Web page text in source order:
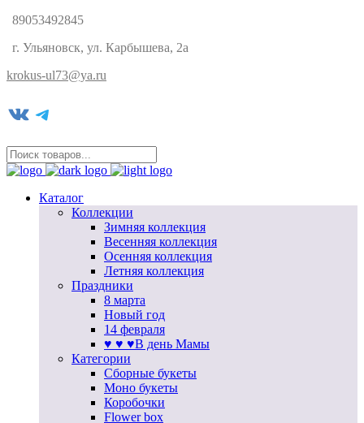
89053492845
г. Ульяновск, ул. Карбышева, 2а
krokus-ul73@ya.ru
VK Telegram
Каталог
Коллекции
Зимняя коллекция
Весенняя коллекция
Осенняя коллекция
Летняя коллекция
Праздники
8 марта
Новый год
14 февраля
♥ ♥ ♥В день Мамы
Категории
Сборные букеты
Моно букеты
Коробочки
Flower box